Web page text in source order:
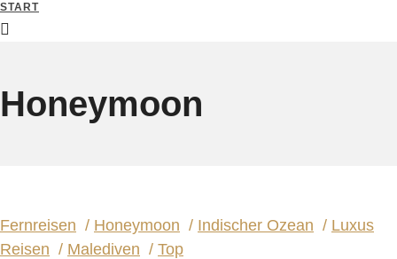
START
Honeymoon
Fernreisen / Honeymoon / Indischer Ozean / Luxus
Reisen / Malediven / Top